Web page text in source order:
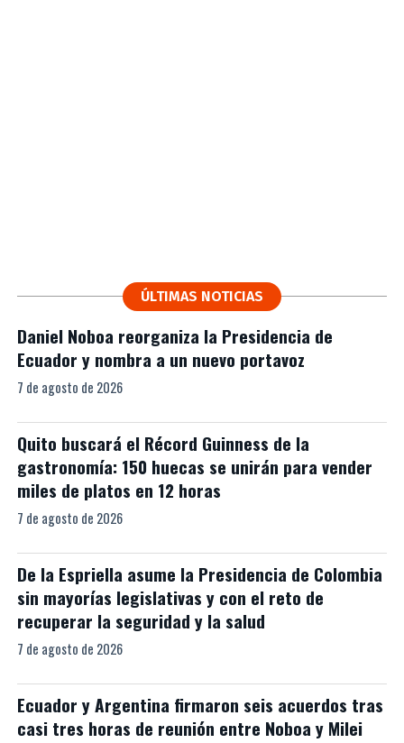
ÚLTIMAS NOTICIAS
Daniel Noboa reorganiza la Presidencia de
Ecuador y nombra a un nuevo portavoz
7 de agosto de 2026
Quito buscará el Récord Guinness de la
gastronomía: 150 huecas se unirán para vender
miles de platos en 12 horas
7 de agosto de 2026
De la Espriella asume la Presidencia de Colombia
sin mayorías legislativas y con el reto de
recuperar la seguridad y la salud
7 de agosto de 2026
Ecuador y Argentina firmaron seis acuerdos tras
casi tres horas de reunión entre Noboa y Milei